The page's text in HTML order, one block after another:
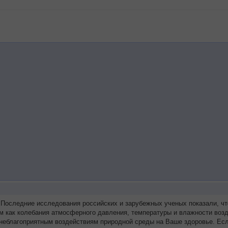
исследования российских и зарубежных ученых показали,
колебания атмосферного давления, температуры и влажности
воздействиям природной среды на Ваше здоровье.